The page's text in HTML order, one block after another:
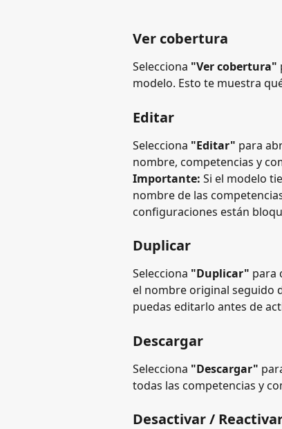
Ver cobertura
Selecciona "Ver cobertura"
modelo. Esto te muestra
Editar
Selecciona "Editar" para
nombre, competencias y
Importante: Si el modelo
nombre de las
configuraciones están
Duplicar
Selecciona "Duplicar" para
el nombre original seguido
puedas editarlo antes de
Descargar
Selecciona "Descargar"
todas las competencias y
Desactivar /